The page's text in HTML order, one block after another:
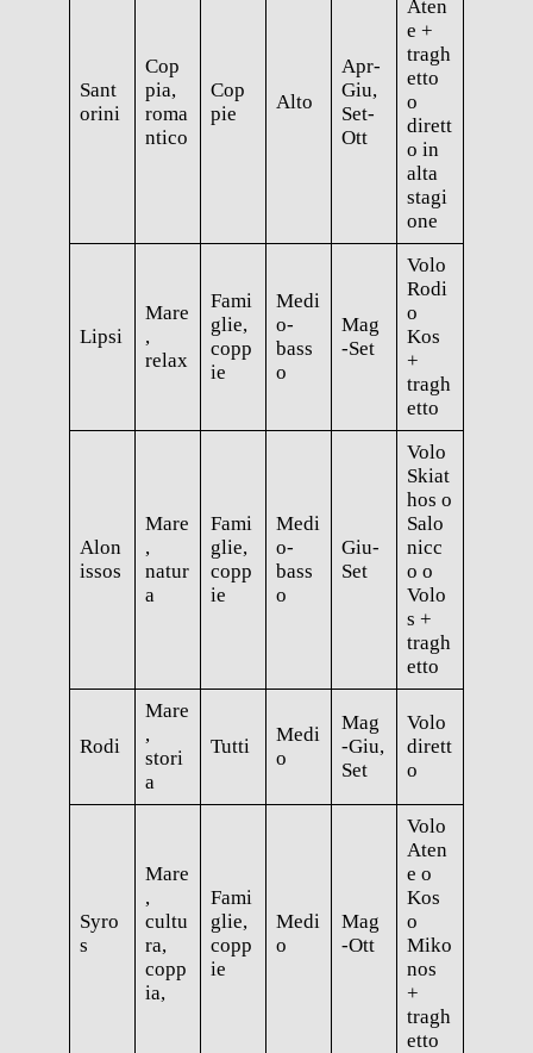
Sant
orini
Cop
pia,
roma
ntico
Cop
pie
Alto
Apr-
Giu,
Set-
Ott
Aten
e +
tragh
etto
o
dirett
o in
alta
stagi
one
Lipsi
Mare
,
relax
Fami
glie,
copp
ie
Medi
o-
bass
o
Mag
-Set
Volo
Rodi
o
Kos
+
tragh
etto
Alon
issos
Mare
,
natur
a
Fami
glie,
copp
ie
Medi
o-
bass
o
Giu-
Set
Volo
Skiat
hos o
Salo
nicc
o o
Volo
s +
tragh
etto
Rodi
Mare
,
stori
a
Tutti
Medi
o
Mag
-Giu,
Set
Volo
dirett
o
Syro
s
Mare
,
cultu
ra,
copp
ia,
Fami
glie,
copp
ie
Medi
o
Mag
-Ott
Volo
Aten
e o
Kos
o
Miko
nos
+
tragh
etto